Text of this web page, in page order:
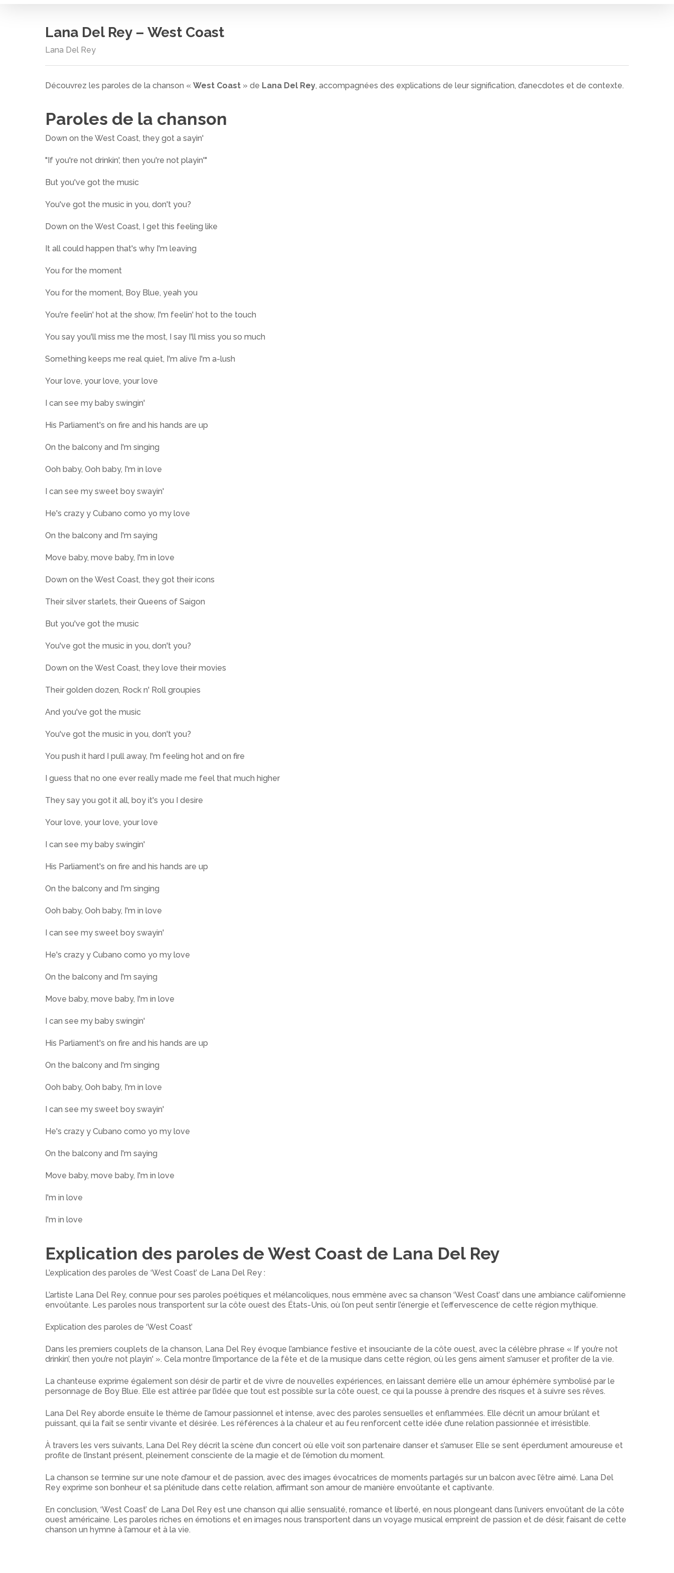
Cliquez sur entrée pour rechercher ou ESC pour fermer
Lana Del Rey – West Coast
Lana Del Rey
Découvrez les paroles de la chanson « West Coast » de Lana Del Rey, accompagnées des explications de leur signification, d’anecdotes et de contexte.
Paroles de la chanson
Down on the West Coast, they got a sayin'
"If you're not drinkin', then you're not playin'"
But you've got the music
You've got the music in you, don't you?
Down on the West Coast, I get this feeling like
It all could happen that's why I'm leaving
You for the moment
You for the moment, Boy Blue, yeah you
You're feelin' hot at the show, I'm feelin' hot to the touch
You say you'll miss me the most, I say I'll miss you so much
Something keeps me real quiet, I'm alive I'm a-lush
Your love, your love, your love
I can see my baby swingin'
His Parliament's on fire and his hands are up
On the balcony and I'm singing
Ooh baby, Ooh baby, I'm in love
I can see my sweet boy swayin'
He's crazy y Cubano como yo my love
On the balcony and I'm saying
Move baby, move baby, I'm in love
Down on the West Coast, they got their icons
Their silver starlets, their Queens of Saigon
But you've got the music
You've got the music in you, don't you?
Down on the West Coast, they love their movies
Their golden dozen, Rock n' Roll groupies
And you've got the music
You've got the music in you, don't you?
You push it hard I pull away, I'm feeling hot and on fire
I guess that no one ever really made me feel that much higher
They say you got it all, boy it's you I desire
Your love, your love, your love
I can see my baby swingin'
His Parliament's on fire and his hands are up
On the balcony and I'm singing
Ooh baby, Ooh baby, I'm in love
I can see my sweet boy swayin'
He's crazy y Cubano como yo my love
On the balcony and I'm saying
Move baby, move baby, I'm in love
I can see my baby swingin'
His Parliament's on fire and his hands are up
On the balcony and I'm singing
Ooh baby, Ooh baby, I'm in love
I can see my sweet boy swayin'
He's crazy y Cubano como yo my love
On the balcony and I'm saying
Move baby, move baby, I'm in love
I'm in love
I'm in love
Explication des paroles de West Coast de Lana Del Rey
L’explication des paroles de ‘West Coast’ de Lana Del Rey :
L’artiste Lana Del Rey, connue pour ses paroles poétiques et mélancoliques, nous emmène avec sa chanson ‘West Coast’ dans une ambiance californienne
envoûtante. Les paroles nous transportent sur la côte ouest des États-Unis, où l’on peut sentir l’énergie et l’effervescence de cette région mythique.
Explication des paroles de ‘West Coast’
Dans les premiers couplets de la chanson, Lana Del Rey évoque l’ambiance festive et insouciante de la côte ouest, avec la célèbre phrase « If you’re not
drinkin’, then you’re not playin' ». Cela montre l’importance de la fête et de la musique dans cette région, où les gens aiment s’amuser et profiter de la vie.
La chanteuse exprime également son désir de partir et de vivre de nouvelles expériences, en laissant derrière elle un amour éphémère symbolisé par le
personnage de Boy Blue. Elle est attirée par l’idée que tout est possible sur la côte ouest, ce qui la pousse à prendre des risques et à suivre ses rêves.
Lana Del Rey aborde ensuite le thème de l’amour passionnel et intense, avec des paroles sensuelles et enflammées. Elle décrit un amour brûlant et
puissant, qui la fait se sentir vivante et désirée. Les références à la chaleur et au feu renforcent cette idée d’une relation passionnée et irrésistible.
À travers les vers suivants, Lana Del Rey décrit la scène d’un concert où elle voit son partenaire danser et s’amuser. Elle se sent éperdument amoureuse et
profite de l’instant présent, pleinement consciente de la magie et de l’émotion du moment.
La chanson se termine sur une note d’amour et de passion, avec des images évocatrices de moments partagés sur un balcon avec l’être aimé. Lana Del
Rey exprime son bonheur et sa plénitude dans cette relation, affirmant son amour de manière envoûtante et captivante.
En conclusion, ‘West Coast’ de Lana Del Rey est une chanson qui allie sensualité, romance et liberté, en nous plongeant dans l’univers envoûtant de la côte
ouest américaine. Les paroles riches en émotions et en images nous transportent dans un voyage musical empreint de passion et de désir, faisant de cette
chanson un hymne à l’amour et à la vie.